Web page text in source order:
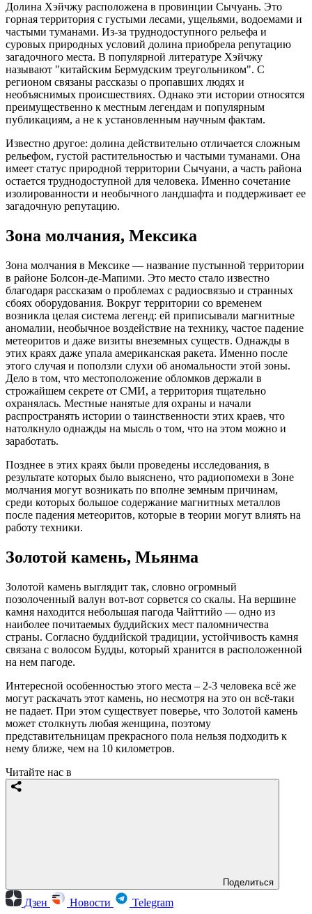
Долина Хэйчжу расположена в провинции Сычуань. Это
горная территория с густыми лесами, ущельями, водоемами и
частыми туманами. Из-за труднодоступного рельефа и
суровых природных условий долина приобрела репутацию
загадочного места. В популярной литературе Хэйчжу
называют "китайским Бермудским треугольником". С
регионом связаны рассказы о пропавших людях и
необъяснимых происшествиях. Однако эти истории относятся
преимущественно к местным легендам и популярным
публикациям, а не к установленным научным фактам.
Известно другое: долина действительно отличается сложным
рельефом, густой растительностью и частыми туманами. Она
имеет статус природной территории Сычуани, а часть района
остается труднодоступной для человека. Именно сочетание
изолированности и необычного ландшафта и поддерживает ее
загадочную репутацию.
Зона молчания, Мексика
Зона молчания в Мексике — название пустынной территории
в районе Болсон-де-Мапими. Это место стало известно
благодаря рассказам о проблемах с радиосвязью и странных
сбоях оборудования. Вокруг территории со временем
возникла целая система легенд: ей приписывали магнитные
аномалии, необычное воздействие на технику, частое падение
метеоритов и даже визиты внеземных существ. Однажды в
этих краях даже упала американская ракета. Именно после
этого случая и поползли слухи об аномальности этой зоны.
Дело в том, что местоположение обломков держали в
строжайшем секрете от СМИ, а территория тщательно
охранялась. Местные нанятые для охраны и начали
распространять истории о таинственности этих краев, что
натолкнуло однажды на мысль о том, что на этом можно и
заработать.
Позднее в этих краях были проведены исследования, в
результате которых было выяснено, что радиопомехи в Зоне
молчания могут возникать по вполне земным причинам,
среди которых большое содержание магнитных металлов
после падения метеоритов, которые в теории могут влиять на
работу техники.
Золотой камень, Мьянма
Золотой камень выглядит так, словно огромный
позолоченный валун вот-вот сорвется со скалы. На вершине
камня находится небольшая пагода Чайттийо — одно из
наиболее почитаемых буддийских мест паломничества
страны. Согласно буддийской традиции, устойчивость камня
связана с волосом Будды, который хранится в расположенной
на нем пагоде.
Интересной особенностью этого места – 2-3 человека всё же
могут раскачать этот камень, но несмотря на это он всё-таки
не падает. При этом существует поверье, что Золотой камень
может столкнуть любая женщина, поэтому
представительницам прекрасного пола нельзя подходить к
нему ближе, чем на 10 километров.
Читайте нас в
Поделиться
Дзен Новости Telegram